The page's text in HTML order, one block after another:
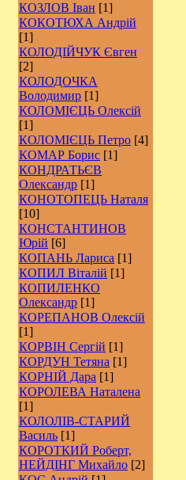
КОЗЛОВ Іван [1]
КОКОТЮХА Андрій
[1]
КОЛОДІЙЧУК Євген
[2]
КОЛОДОЧКА
Володимир [1]
КОЛОМІЄЦЬ Олексій
[1]
КОЛОМІЄЦЬ Петро [4]
КОМАР Борис [1]
КОНДРАТЬЄВ
Олександр [1]
КОНОТОПЕЦЬ Наталя
[10]
КОНСТАНТИНОВ
Юрій [6]
КОПАНЬ Лариса [1]
КОПИЛ Віталій [1]
КОПИЛЕНКО
Олександр [1]
КОРЕПАНОВ Олексій
[1]
КОРВІН Сергій [1]
КОРДУН Тетяна [1]
КОРНІЙ Дара [1]
КОРОЛЕВА Наталена
[1]
КОЛОЛІВ-СТАРИЙ
Василь [1]
КОРОТКИЙ Роберт,
НЕЙДІНГ Михайло [2]